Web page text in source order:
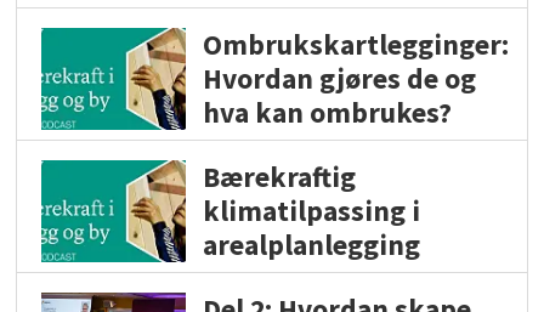
Ombrukskartlegginger:
Hvordan gjøres de og
hva kan ombrukes?
Bærekraftig
klimatilpassing i
arealplanlegging